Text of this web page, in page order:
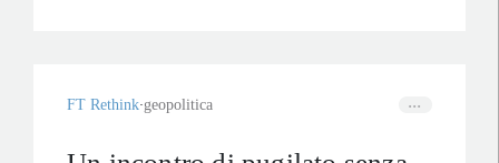
dell’approvvigionamento alimentare a lungo
FT Rethink geopolitica